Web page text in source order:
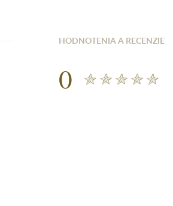
HODNOTENIA A RECENZIE
0